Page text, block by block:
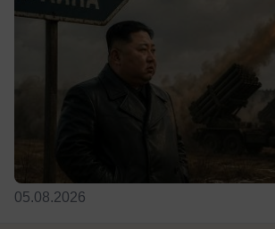
05.08.2026